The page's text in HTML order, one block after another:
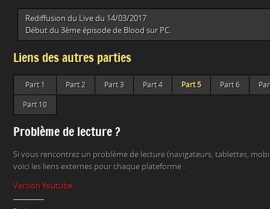
Rediffusion du Live du 14/03/2017
Début du 3ème épisode de Blood sur PC.
Liens des autres parties
Part 1 Part 2 Part 3 Part 4 Part 5 Part 6
Part 10
Problème de lecture ?
Si vous rencontrez un problème de lecture (navigateurs, tablettes,
voici les liens externes pour chaque plateforme :
Version Youtube